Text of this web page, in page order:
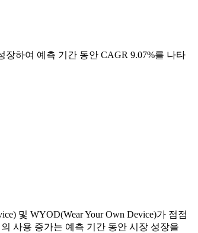
장하여 예측 기간 동안 CAGR 9.07%를 나타
및 WYOD(Wear Your Own Device)가 점점
사용 증가는 예측 기간 동안 시장 성장을